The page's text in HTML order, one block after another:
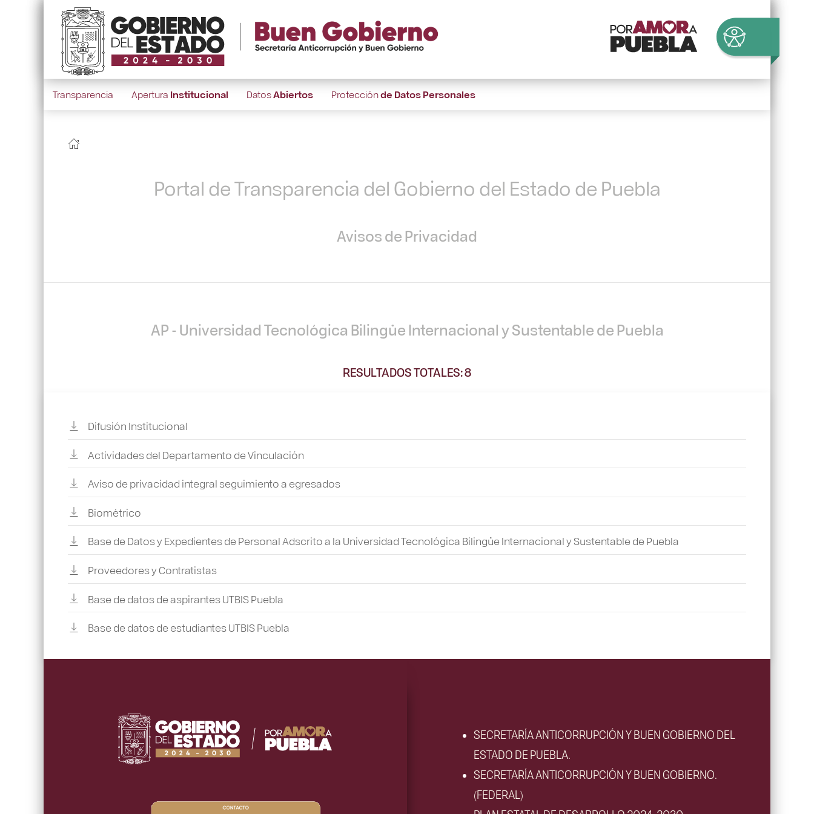
Transparencia Apertura Institucional DatosAbiertos Protecciónde Datos Personales
Portal de Transparencia del Gobierno del Estado de Puebla
Avisos de Privacidad
AP - Universidad Tecnológica Bilingüe Internacional y Sustentable de Puebla
RESULTADOS TOTALES: 8
Difusión Institucional
Actividades del Departamento de Vinculación
Aviso de privacidad integral seguimiento a egresados
Biométrico
Base de Datos y Expedientes de Personal Adscrito a la Universidad Tecnológica Bilingüe Internacional y Sustentable de Puebla
Proveedores y Contratistas
Base de datos de aspirantes UTBIS Puebla
Base de datos de estudiantes UTBIS Puebla
SECRETARÍA ANTICORRUPCIÓN Y BUEN GOBIERNO DEL
ESTADO DE PUEBLA.
SECRETARÍA ANTICORRUPCIÓN Y BUEN GOBIERNO.
(FEDERAL)